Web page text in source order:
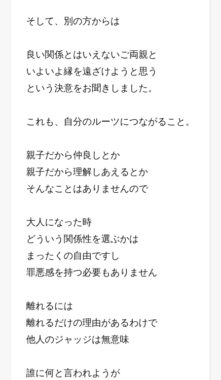
そして、別の方からは
良い関係とはいえないご両親と
いよいよ縁を遠ざけようと思う
という決意をお聞きしました。
これも、自分のルーツにつながること。
親子だから仲良しとか
親子だから理解しあえるとか
そんなことはありませんので
大人になった時
どういう関係性を選ぶかは
まったくの自由ですし
罪悪感を持つ必要もありません
離れるには
離れるだけの理由があるわけで
他人のジャッジは無意味
誰に何と言われようが